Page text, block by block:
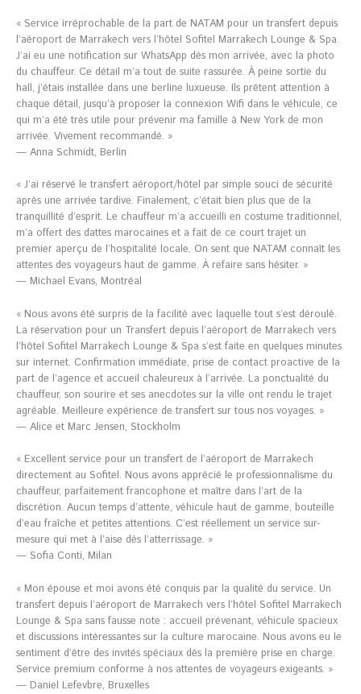
« Service irréprochable de la part de NATAM pour un transfert depuis
l’aéroport de Marrakech vers l’hôtel Sofitel Marrakech Lounge & Spa.
J’ai eu une notification sur WhatsApp dès mon arrivée, avec la photo
du chauffeur. Ce détail m’a tout de suite rassurée. À peine sortie du
hall, j’étais installée dans une berline luxueuse. Ils prêtent attention à
chaque détail, jusqu’à proposer la connexion Wifi dans le véhicule, ce
qui m’a été très utile pour prévenir ma famille à New York de mon
arrivée. Vivement recommandé. »
— Anna Schmidt, Berlin
« J’ai réservé le transfert aéroport/hôtel par simple souci de sécurité
après une arrivée tardive. Finalement, c’était bien plus que de la
tranquillité d’esprit. Le chauffeur m’a accueilli en costume traditionnel,
m’a offert des dattes marocaines et a fait de ce court trajet un
premier aperçu de l’hospitalité locale. On sent que NATAM connaît les
attentes des voyageurs haut de gamme. À refaire sans hésiter. »
— Michael Evans, Montréal
« Nous avons été surpris de la facilité avec laquelle tout s’est déroulé.
La réservation pour un Transfert depuis l’aéroport de Marrakech vers
l’hôtel Sofitel Marrakech Lounge & Spa s’est faite en quelques minutes
sur internet. Confirmation immédiate, prise de contact proactive de la
part de l’agence et accueil chaleureux à l’arrivée. La ponctualité du
chauffeur, son sourire et ses anecdotes sur la ville ont rendu le trajet
agréable. Meilleure expérience de transfert sur tous nos voyages. »
— Alice et Marc Jensen, Stockholm
« Excellent service pour un transfert de l’aéroport de Marrakech
directement au Sofitel. Nous avons apprécié le professionnalisme du
chauffeur, parfaitement francophone et maître dans l’art de la
discrétion. Aucun temps d’attente, véhicule haut de gamme, bouteille
d’eau fraîche et petites attentions. C’est réellement un service sur-
mesure qui met à l’aise dès l’atterrissage. »
— Sofia Conti, Milan
« Mon épouse et moi avons été conquis par la qualité du service. Un
transfert depuis l’aéroport de Marrakech vers l’hôtel Sofitel Marrakech
Lounge & Spa sans fausse note : accueil prévenant, véhicule spacieux
et discussions intéressantes sur la culture marocaine. Nous avons eu le
sentiment d’être des invités spéciaux dès la première prise en charge.
Service premium conforme à nos attentes de voyageurs exigeants. »
— Daniel Lefevbre, Bruxelles